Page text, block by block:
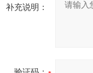
补充说明：